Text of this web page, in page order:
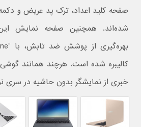
صفحه کلید اعداد، ترک پد عریض و
شده‌اند. همچنین صفحه نمایش
کالیبره شده است. هرچند همانند
خبری از نمایشگر بدون حاشیه در سری نوت